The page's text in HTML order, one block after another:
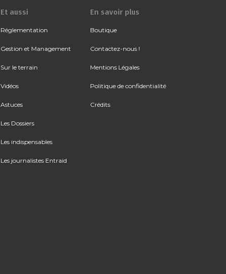
Et aussi
Réglementation
Gestion et Management
Sur le terrain
Vidéos
Astuces
Les Dossiers
Les indispensables
Les journalistes Entraid
En savoir plus
Boutique
Contactez-nous !
Mentions Légales
Politique de confidentialité
Crédits